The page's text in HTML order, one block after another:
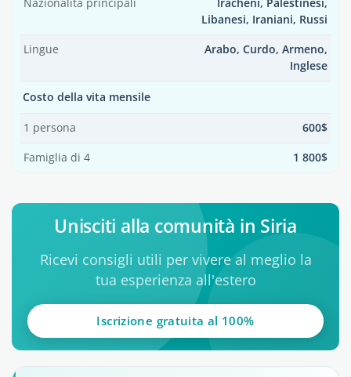
Nazionalità principali
Iracheni, Palestinesi,
Libanesi, Iraniani, Russi
Lingue
Arabo, Curdo, Armeno,
Inglese
Costo della vita mensile
1 persona 600$
Famiglia di 4 1 800$
Unisciti alla comunità in Siria
Ricevi consigli utili per vivere al meglio la
tua esperienza all'estero
Iscrizione gratuita al 100%